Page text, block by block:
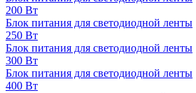
200 Вт
Блок питания для светодиодной ленты
250 Вт
Блок питания для светодиодной ленты
300 Вт
Блок питания для светодиодной ленты
400 Вт